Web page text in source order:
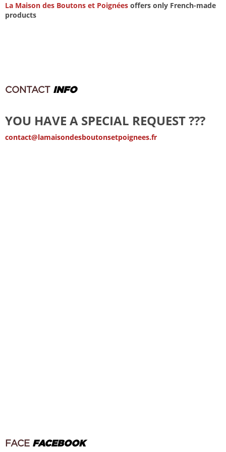
La Maison des Boutons et Poignées offers only French-made
products
CONTACT INFO
YOU HAVE A SPECIAL REQUEST ???
contact@lamaisondesboutonsetpoignees.fr
FACE FACEBOOK